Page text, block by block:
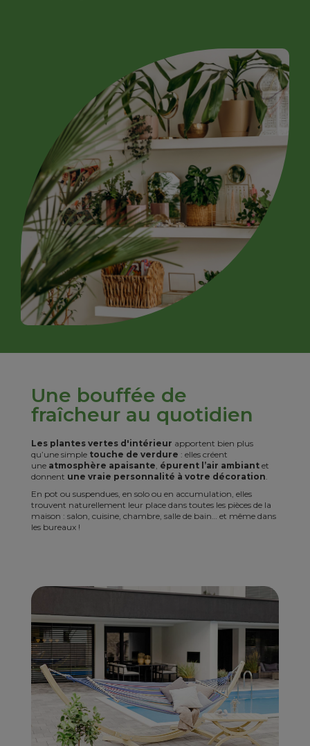
Une bouffée de
fraîcheur au quotidien
Les plantes vertes d'intérieur apportent bien plus
qu’une simple touche de verdure : elles créent
une atmosphère apaisante épurent l’air ambiant et
donnent une vraie personnalité à votre décoration
En pot ou suspendues, en solo ou en accumulation, elles
trouvent naturellement leur place dans toutes les pièces de la
maison : salon, cuisine, chambre, salle de bain… et même dans
les bureaux !